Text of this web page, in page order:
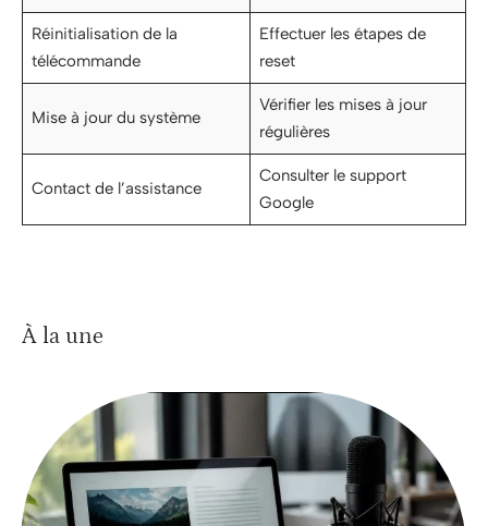
Réinitialisation de la
télécommande
Effectuer les étapes de
reset
Mise à jour du système
Vérifier les mises à jour
régulières
Contact de l’assistance
Consulter le support
Google
À la une